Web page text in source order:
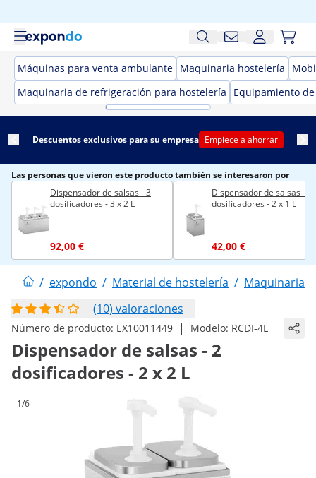
Máquinas para venta ambulante Maquinaria hostelería
Maquinaria de refrigeración para hostelería
Equipamiento
Descuentos exclusivos para su empresa Empiece a ahorrar
Las personas que vieron este producto también se interesaron por
Dispensador de salsas - 3
dosificadores - 3 x 2 L
92,00 €
Dispensador de salsas - 2
dosificadores - 2 x 1 L
42,00 €
/ expondo / Material de hostelería / Maquinaria
(10) valoraciones
Número de producto: EX10011449 | Modelo: RCDI-4L
Dispensador de salsas - 2
dosificadores - 2 x 2 L
1/6